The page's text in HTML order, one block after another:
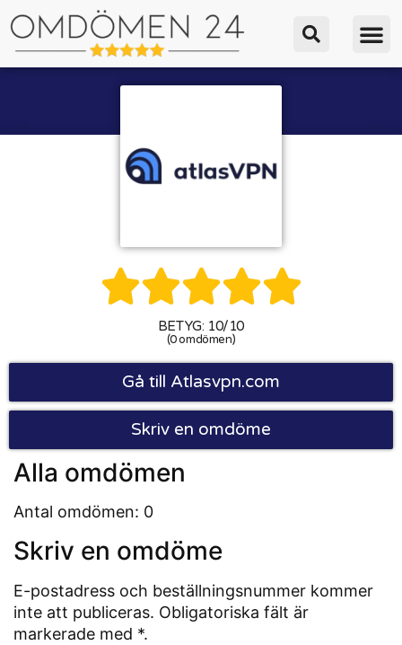

BETYG: 10/10
(0 omdömen)
Gå till Atlasvpn.com
Skriv en omdöme
Alla omdömen
Antal omdömen: 0
Skriv en omdöme
E-postadress och beställningsnummer kommer
inte att publiceras. Obligatoriska fält är
markerade med *.